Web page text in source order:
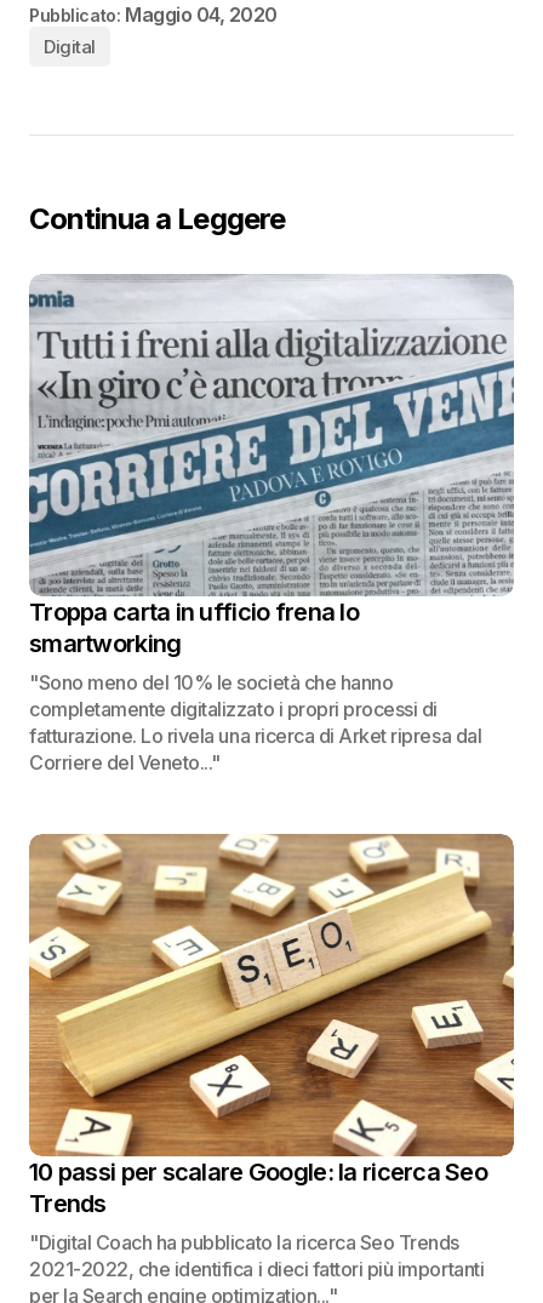
Pubblicato: Maggio 04, 2020
Digital
Continua a Leggere
Troppa carta in ufficio frena lo
smartworking
"Sono meno del 10% le società che hanno
completamente digitalizzato i propri processi di
fatturazione. Lo rivela una ricerca di Arket ripresa dal
Corriere del Veneto..."
10 passi per scalare Google: la ricerca Seo
Trends
"Digital Coach ha pubblicato la ricerca Seo Trends
2021-2022, che identifica i dieci fattori più importanti
per la Search engine optimization..."